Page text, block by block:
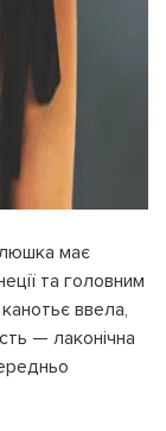
має
та головним
ввела,
— лаконічна